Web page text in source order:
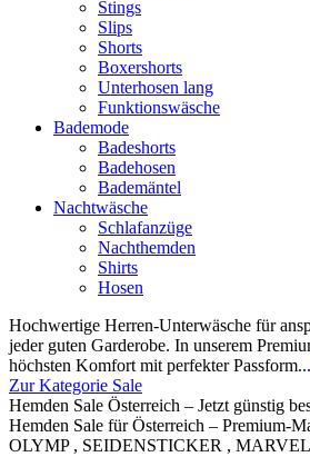
Stings
Slips
Shorts
Boxershorts
Unterhosen lang
Funktionswäsche
Bademode
Badeshorts
Badehosen
Bademäntel
Nachtwäsche
Schlafanzüge
Nachthemden
Shirts
Hosen
Hochwertige Herren-Unterwäsche für
jeder guten Garderobe. In unserem
höchsten Komfort mit perfekter Passform...
Zur Kategorie Sale
Hemden Sale Österreich – Jetzt günstig
Hemden Sale für Österreich – Premium-
OLYMP , SEIDENSTICKER ,